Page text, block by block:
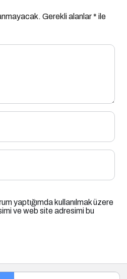
Gerekli alanlar* ile
yaptığımda kullanılmak üzere
ve web site adresimi bu